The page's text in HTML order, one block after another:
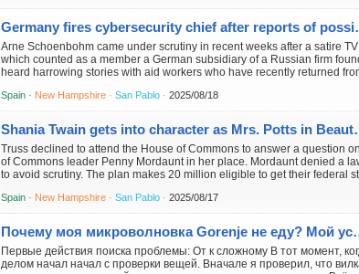
Germany
Arne Schoenbohm came under scrutiny in recent weeks after a satire
which counted as a member a German subsidiary of a Russian firm
heard harrowing stories with aid workers who have recently returned
Spain · New Hampshire ·San Pablo ·2025/08/18
Shania Twain
Truss declined to attend the House of Commons to answer a question
of Commons leader Penny Mordaunt in her place. Mordaunt denied a
to avoid scrutiny. The plan makes 20 million eligible to get their federal
Spain · New Hampshire ·San Pablo ·2025/08/17
Почему моя
Первые действия поиска проблемы: От к сложному В тот момент,
делом начал начал с проверки вещей. Вначале я проверил, что